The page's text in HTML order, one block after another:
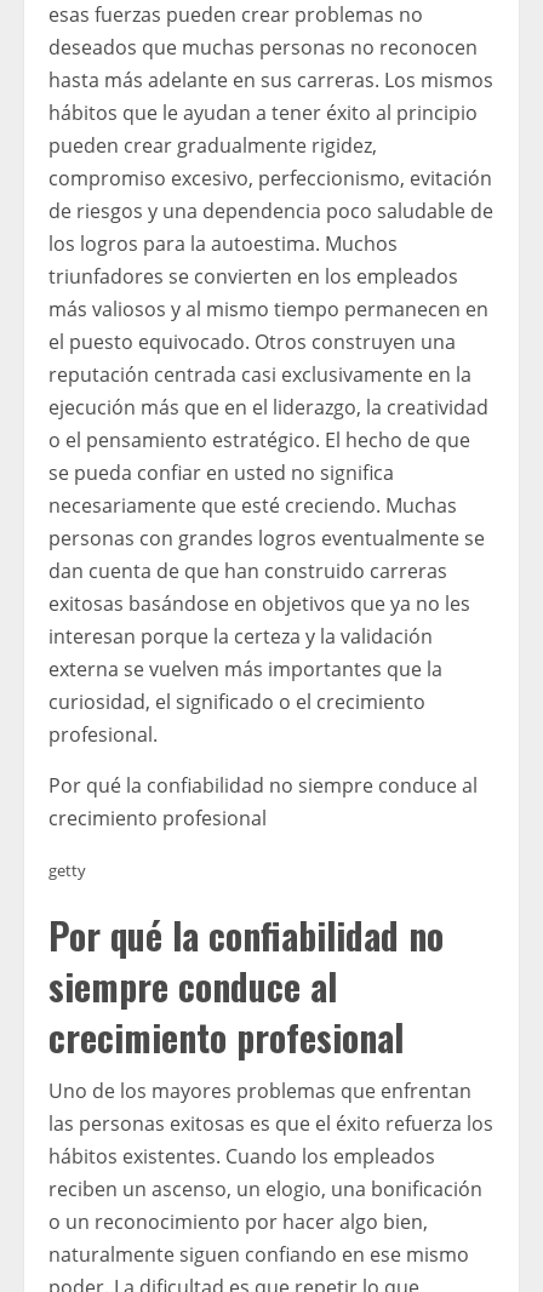
esas fuerzas pueden crear problemas no
deseados que muchas personas no reconocen
hasta más adelante en sus carreras. Los mismos
hábitos que le ayudan a tener éxito al principio
pueden crear gradualmente rigidez,
compromiso excesivo, perfeccionismo, evitación
de riesgos y una dependencia poco saludable de
los logros para la autoestima. Muchos
triunfadores se convierten en los empleados
más valiosos y al mismo tiempo permanecen en
el puesto equivocado. Otros construyen una
reputación centrada casi exclusivamente en la
ejecución más que en el liderazgo, la creatividad
o el pensamiento estratégico. El hecho de que
se pueda confiar en usted no significa
necesariamente que esté creciendo. Muchas
personas con grandes logros eventualmente se
dan cuenta de que han construido carreras
exitosas basándose en objetivos que ya no les
interesan porque la certeza y la validación
externa se vuelven más importantes que la
curiosidad, el significado o el crecimiento
profesional.
Por qué la confiabilidad no siempre conduce al
crecimiento profesional
getty
Por qué la confiabilidad no
siempre conduce al
crecimiento profesional
Uno de los mayores problemas que enfrentan
las personas exitosas es que el éxito refuerza los
hábitos existentes. Cuando los empleados
reciben un ascenso, un elogio, una bonificación
o un reconocimiento por hacer algo bien,
naturalmente siguen confiando en ese mismo